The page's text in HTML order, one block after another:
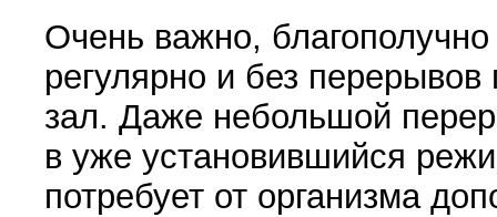
Очень важно,
регулярно и без перерывов
зал. Даже небольшой
в уже установившийся
потребует от организ­ма